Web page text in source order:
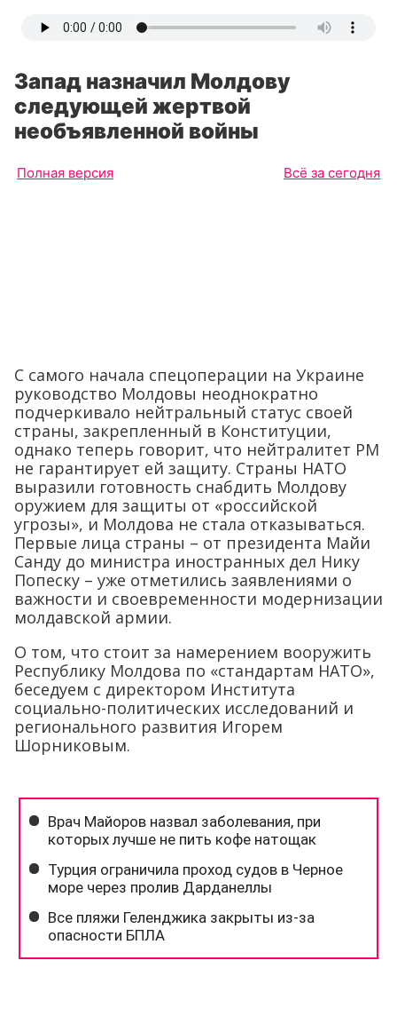
Запад назначил Молдову
следующей жертвой
необъявленной войны
Полная версия Всё за сегодня
С самого начала спецоперации на Украине
руководство Молдовы неоднократно
подчеркивало нейтральный статус своей
страны, закрепленный в Конституции,
однако теперь говорит, что нейтралитет РМ
не гарантирует ей защиту. Страны НАТО
выразили готовность снабдить Молдову
оружием для защиты от «российской
угрозы», и Молдова не стала отказываться.
Первые лица страны – от президента Майи
Санду до министра иностранных дел Нику
Попеску – уже отметились заявлениями о
важности и своевременности модернизации
молдавской армии.
О том, что стоит за намерением вооружить
Республику Молдова по «стандартам НАТО»,
беседуем с директором Института
социально-политических исследований и
регионального развития Игорем
Шорниковым.